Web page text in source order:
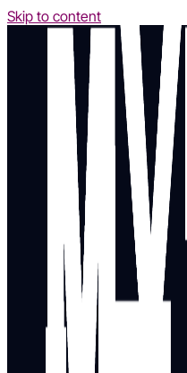
Skip to content